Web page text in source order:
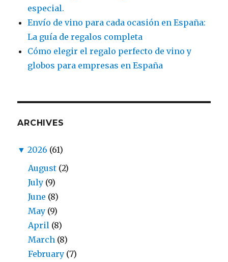
especial.
Envío de vino para cada ocasión en España:
La guía de regalos completa
Cómo elegir el regalo perfecto de vino y
globos para empresas en España
ARCHIVES
▼ 2026 (61)
August (2)
July (9)
June (8)
May (9)
April (8)
March (8)
February (7)